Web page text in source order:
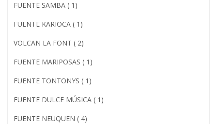
FUENTE SAMBA ( 1)
FUENTE KARIOCA ( 1)
VOLCAN LA FONT ( 2)
FUENTE MARIPOSAS ( 1)
FUENTE TONTONYS ( 1)
FUENTE DULCE MÚSICA ( 1)
FUENTE NEUQUEN ( 4)